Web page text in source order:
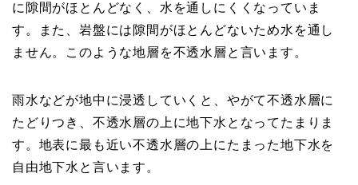
に隙間がほとんどなく、水を通しにくくなっていま
す。また、岩盤には隙間がほとんどないため水を通し
ません。このような地層を不透水層と言います。
雨水などが地中に浸透していくと、やがて不透水層に
たどりつき、不透水層の上に地下水となってたまりま
す。地表に最も近い不透水層の上にたまった地下水を
自由地下水と言います。